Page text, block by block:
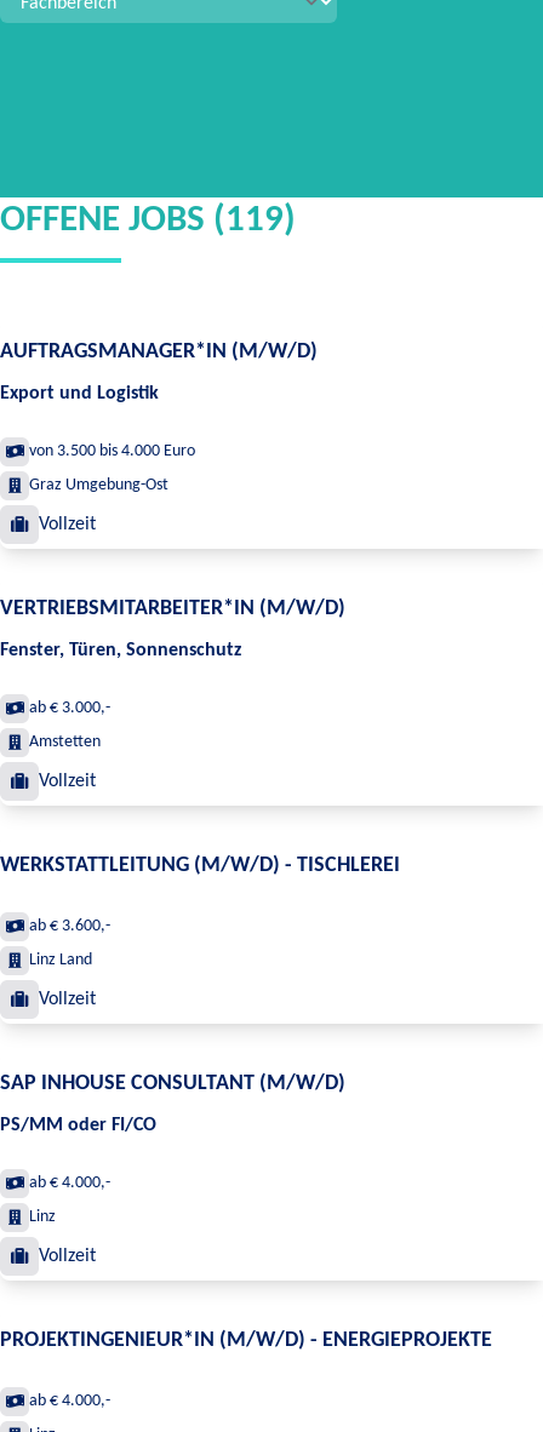
OFFENE JOBS (119)
AUFTRAGSMANAGER*IN (M/W/D)
Export und Logistik
von 3.500 bis 4.000 Euro
Graz Umgebung-Ost
Vollzeit
VERTRIEBSMITARBEITER*IN (M/W/D)
Fenster, Türen, Sonnenschutz
ab € 3.000,-
Amstetten
Vollzeit
WERKSTATTLEITUNG (M/W/D) - TISCHLEREI
ab € 3.600,-
Linz Land
Vollzeit
SAP INHOUSE CONSULTANT (M/W/D)
PS/MM oder FI/CO
ab € 4.000,-
Linz
Vollzeit
PROJEKTINGENIEUR*IN (M/W/D) - ENERGIEPROJEKTE
ab € 4.000,-